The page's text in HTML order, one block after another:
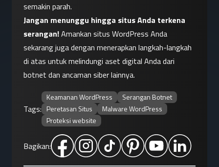
semakin parah.
Jangan menunggu hingga situs Anda terkena
serangan! Amankan situs WordPress Anda
sekarang juga dengan menerapkan langkah-langkah
di atas untuk melindungi aset digital Anda dari
botnet dan ancaman siber lainnya.
Tags:
Keamanan WordPress
Serangan Botnet
Peretasan Situs
Malware WordPress
Proteksi website
Bagikan: